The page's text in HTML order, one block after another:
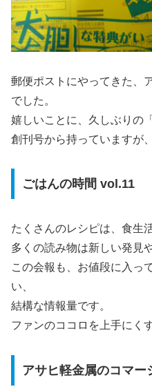
郵便ポストにやってきた、
でした。
嬉しいことに、久しぶりの
創刊号から持っていますが
ごはんの時間 vol.11
たくさんのレシピは、食生
多くの読み物は新しい発見
この会報も、お値段に入っ
い、
結構な情報量です。
ファンのココロを上手にく
アサヒ軽金属のコマー